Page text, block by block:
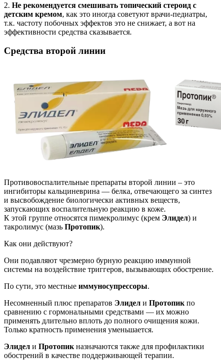
2. Не рекомендуется смешивать топический стероид с
детским кремом, как это иногда советуют врачи-педиатры,
т.к. частоту побочных эффектов это не снижает, а вот на
эффективности средства сказывается.
Средства второй линии
Противовоспалительные препараты второй линии – это
ингибиторы кальциневрина — белка, отвечающего за синтез
и высвобождение биологически активных веществ,
запускающих воспалительную реакцию в коже.
К этой группе относятся пимекролимус (крем Элидел) и
такролимус (мазь Протопик).
Как они действуют?
Они подавляют чрезмерно бурную реакцию иммунной
системы на воздействие триггеров, вызывающих обострение.
По сути, это местные иммуносупрессоры.
Несомненный плюс препаратов Элидел и Протопик по
сравнению с гормональными средствами — их можно
применять длительно вплоть до полного очищения кожи.
Только кратность применения уменьшается.
Элидел и Протопик назначаются также для профилактики
обострений в качестве поддерживающей терапии.